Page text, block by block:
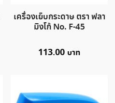
เครื่องเย็บกระดาษ ตรา ฟลา
มิงโก้ No. F-45
113.00